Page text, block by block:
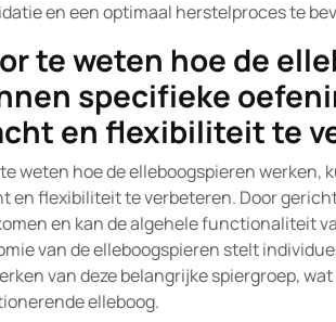
en een optimaal herstelproces te
te weten hoe de
specifieke
en flexibiliteit te
weten hoe de elleboogspieren
en flexibiliteit te verbeteren. Door
en kan de algehele functionaliteit
van de elleboogspieren stelt
van deze belangrijke spiergroep,
elleboog.